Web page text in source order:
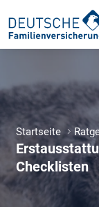
Startseite
Checklisten